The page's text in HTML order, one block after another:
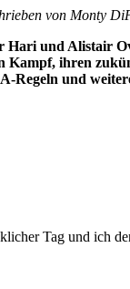
von Monty
Hari und Alistair
Kampf, ihren
Regeln und
Tag und ich